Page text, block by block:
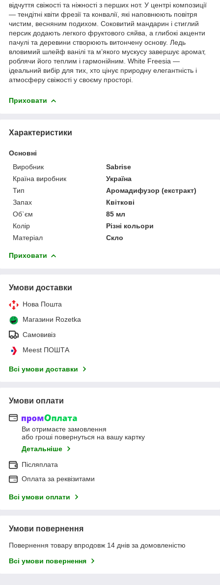
відчуття свіжості та ніжності з перших нот. У центрі композиції
— тендітні квіти фрезії та конвалії, які наповнюють повітря
чистим, весняним подихом. Соковитий мандарин і стиглий
персик додають легкого фруктового сяйва, а глибокі акценти
пачулі та деревини створюють витончену основу. Ледь
вловимий шлейф ванілі та м’якого мускусу завершує аромат,
роблячи його теплим і гармонійним. White Freesia —
ідеальний вибір для тих, хто цінує природну елегантність і
атмосферу свіжості у своєму просторі.
Приховати
Характеристики
Основні
Виробник
Sabrise
Країна виробник
Україна
Тип
Аромадифузор (екстракт)
Запах
Квіткові
Об`єм
85 мл
Колір
Різні кольори
Матеріал
Скло
Приховати
Умови доставки
Нова Пошта
Магазини Rozetka
Самовивіз
Meest ПОШТА
Всі умови доставки
Умови оплати
Ви отримаєте замовлення
або гроші повернуться на вашу картку
Детальніше
Післяплата
Оплата за реквізитами
Всі умови оплати
Умови повернення
Повернення товару впродовж 14 днів за домовленістю
Всі умови повернення